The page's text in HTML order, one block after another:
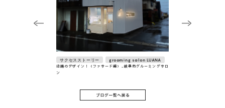
サクセスストーリー
grooming salon LUANA
店舗のデザイン！（ファサード編）_岐阜市グルーミングサロ
ン